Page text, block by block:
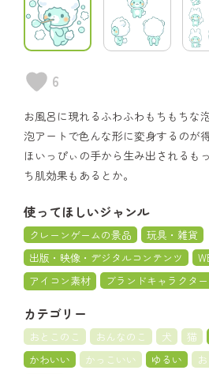
6
お風呂に現れるふわふわもちもちな
泡アートで色んな形に変身するのが得
ほいっぴぃの手から生み出されるも
ち肌効果もあるとか。
使ってほしいジャンル
クレーンゲームの景品
玩具・雑貨
出版・映像・デジタルコンテンツ
アイコン素材
ブランドキャラクター
カテゴリー
おとこのこ おんなのこ 犬 猫
かわいい
かっこいい ゆるい